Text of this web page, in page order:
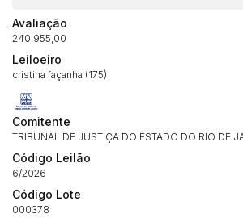
Avaliação
240.955,00
Leiloeiro
cristina façanha (175)
Comitente
TRIBUNAL DE JUSTIÇA DO ESTADO DO RIO DE
Código Leilão
6/2026
Código Lote
000378
Envie sua Proposta
(Art. 895, CPC)
Data
14/04/2025 18:43:11
Clique aqui para fazer login
Habilite-se para efetuar lances ou
propostas